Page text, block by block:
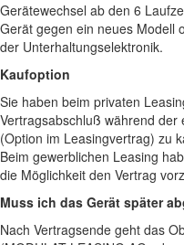
Gerätewechsel ab den 6
Gerät gegen ein neues Modell
der Unterhaltungselektronik.
Kaufoption
Sie haben beim privaten
Vertragsabschluß während
(Option im Leasingvertrag) zu
Beim gewerblichen Leasing
die Möglichkeit den Vertrag
Muss ich das Gerät später
Nach Vertragsende geht das